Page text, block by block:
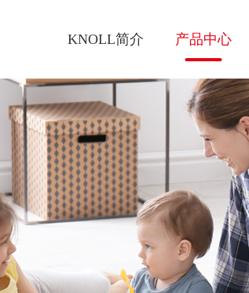
KNOLL简介 产品中心